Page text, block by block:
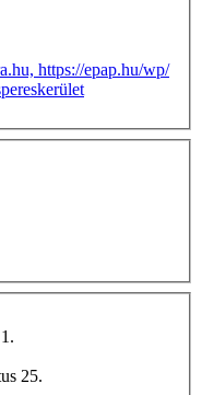
https://epap.hu/wp/
25.